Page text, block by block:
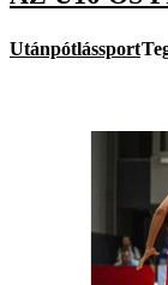
Utánpótlássport